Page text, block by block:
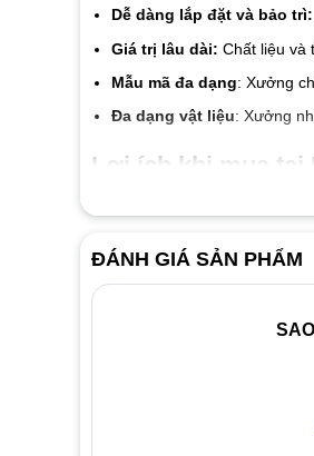
Dễ dàng lắp đặt và bảo trì:
Giá trị lâu dài: Chất liệu và
Mẫu mã đa dạng: Xưởng
Đa dạng vật liệu: Xưởng
Lợi ích khi mua tại
ĐÁNH GIÁ SẢN PHẨM